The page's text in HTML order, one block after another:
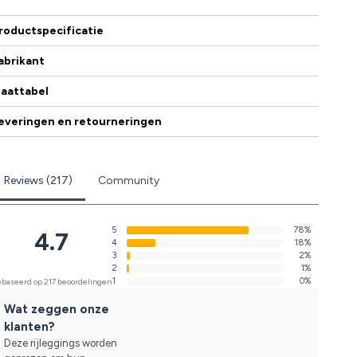
en retourneringen
Reviews (217) Community
4.7
op 217 beoordelingen
5
78%
4
18%
3
2%
2
1%
1
0%
Wat zeggen onze
klanten?
Deze rijleggings worden